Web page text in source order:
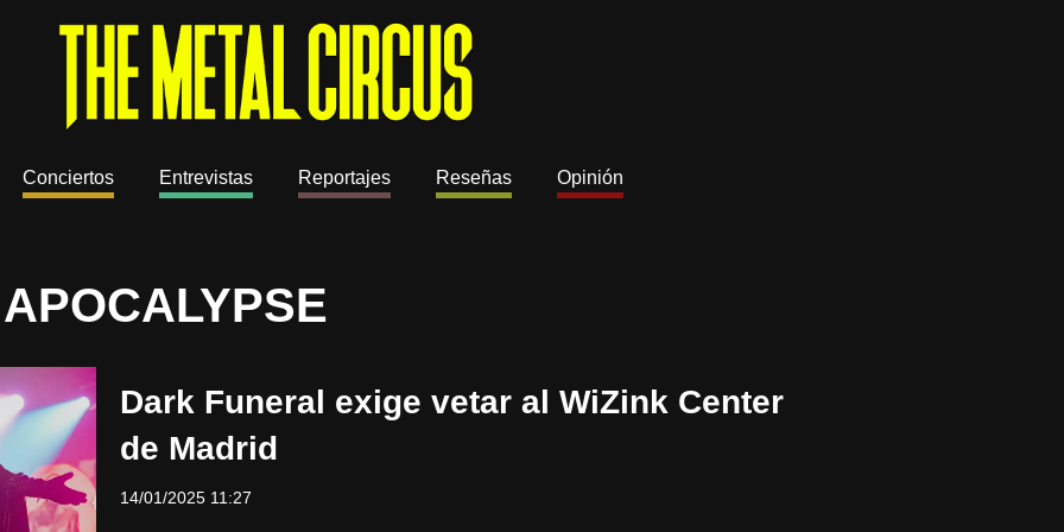
Conciertos Entrevistas Reportajes Reseñas Opinión
Dark Funeral exige vetar al WiZink Center
de Madrid
14/01/2025 11:27